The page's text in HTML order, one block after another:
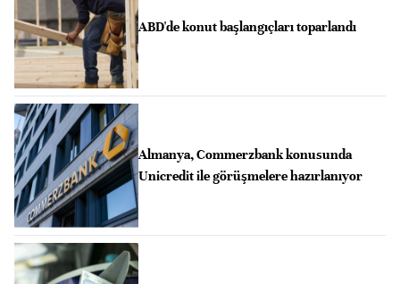
ABD'de konut başlangıçları toparlandı
Almanya, Commerzbank konusunda
Unicredit ile görüşmelere hazırlanıyor